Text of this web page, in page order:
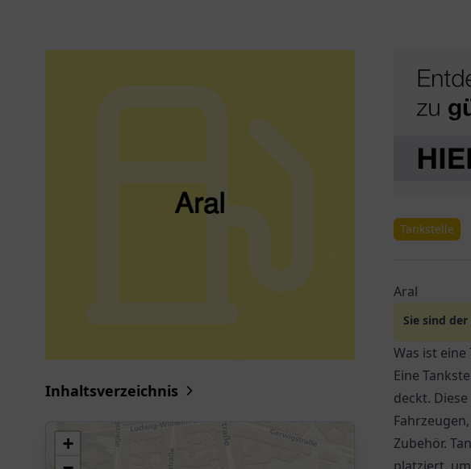
Inhaltsverzeichnis
+
Tankstelle
Aral
Sie sind
Was ist eine
Eine
deckt.
Zubehör.